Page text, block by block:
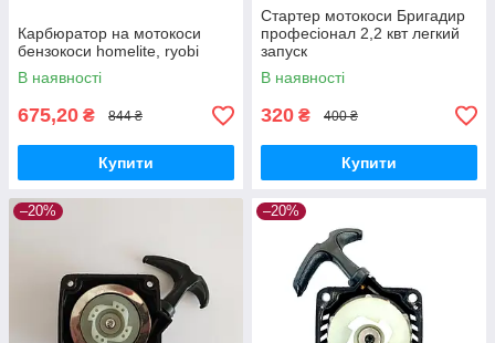
Карбюратор на мотокоси
бензокоси homelite, ryobi
В наявності
675,20 ₴ 844 ₴
Купити
Стартер мотокоси Бригадир
професіонал 2,2 квт легкий
запуск
В наявності
320 ₴ 400 ₴
Купити
–20% –20%